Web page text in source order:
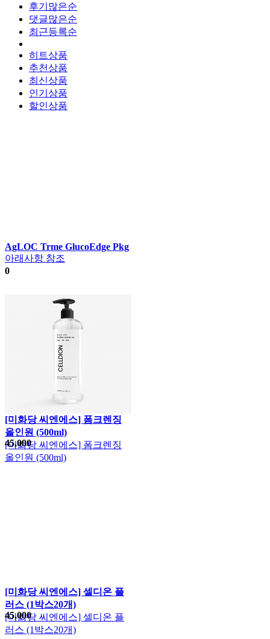
후기많은순
댓글많은순
최근등록순
히트상품
추천상품
최신상품
인기상품
할인상품
AgLOC Trme GlucoEdge Pkg
아래사항 참조
0
[미화당 씨엔에스] 폼크렌징
올인원 (500ml)
[미화당 씨엔에스] 폼크렌징
올인원 (500ml)
45,000
[미화당 씨엔에스] 셀디온 플
러스 (1박스20개)
[미화당 씨엔에스] 셀디온 플
러스 (1박스20개)
45,000